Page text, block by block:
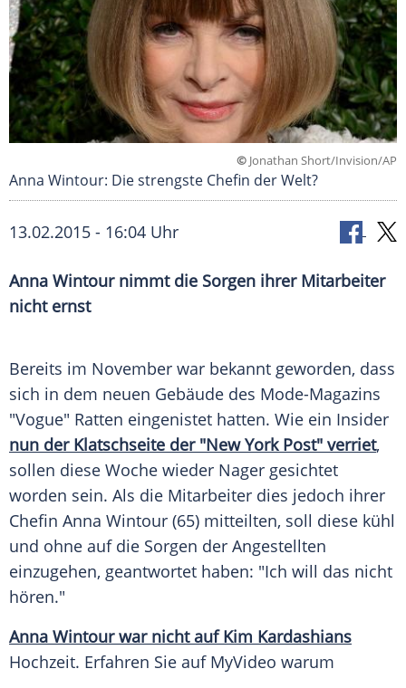
© Jonathan Short/Invision/AP
Anna Wintour: Die strengste Chefin der Welt?
13.02.2015 - 16:04 Uhr
Anna Wintour nimmt die Sorgen ihrer Mitarbeiter
nicht ernst
Bereits im November war bekannt geworden, dass
sich in dem neuen Gebäude des Mode-Magazins
"Vogue" Ratten eingenistet hatten. Wie ein Insider
nun der Klatschseite der "New York Post" verriet,
sollen diese Woche wieder Nager gesichtet
worden sein. Als die Mitarbeiter dies jedoch ihrer
Chefin Anna Wintour (65) mitteilten, soll diese kühl
und ohne auf die Sorgen der Angestellten
einzugehen, geantwortet haben: "Ich will das nicht
hören."
Anna Wintour war nicht auf Kim Kardashians
Hochzeit. Erfahren Sie auf MyVideo warum